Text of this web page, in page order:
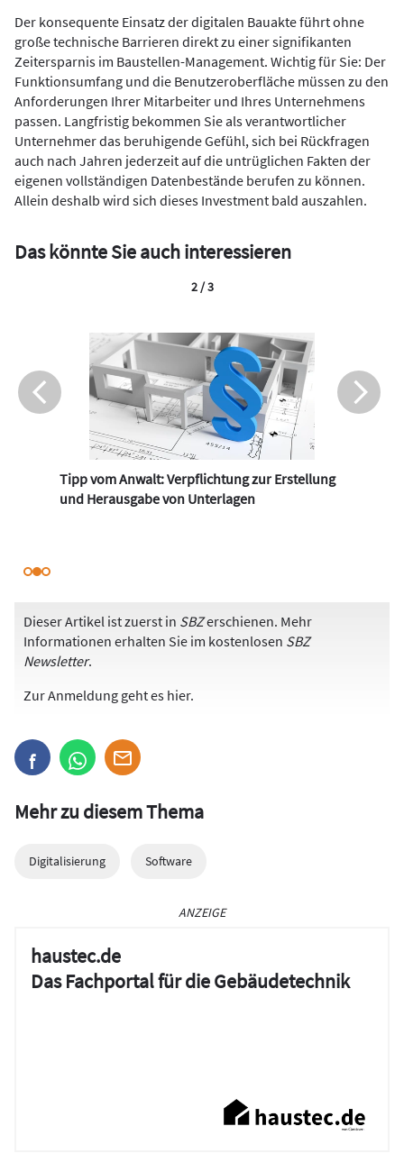
Der konsequente Einsatz der digitalen Bauakte führt ohne
große technische Barrieren direkt zu einer signifikanten
Zeitersparnis im Baustellen-Management. Wichtig für Sie: Der
Funktionsumfang und die Benutzeroberfläche müssen zu den
Anforderungen Ihrer Mitarbeiter und Ihres Unternehmens
passen. Langfristig bekommen Sie als verantwortlicher
Unternehmer das beruhigende Gefühl, sich bei Rückfragen
auch nach Jahren jederzeit auf die untrüglichen Fakten der
eigenen vollständigen Datenbestände berufen zu können.
Allein deshalb wird sich dieses Investment bald auszahlen.
Das könnte Sie auch interessieren
Tipp vom Anwalt: Verpflichtung zur Erstellung
und Herausgabe von Unterlagen
2 / 3
Dieser Artikel ist zuerst in SBZerschienen. Mehr
Informationen erhalten Sie im kostenlosen SBZ
Newsletter.
Zur Anmeldung geht es hier.
Mehr zu diesem Thema
Digitalisierung Software
ANZEIGE
haustec.de
Das Fachportal für die Gebäudetechnik